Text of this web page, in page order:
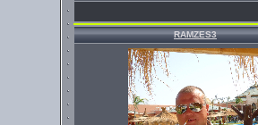
RAMZES3